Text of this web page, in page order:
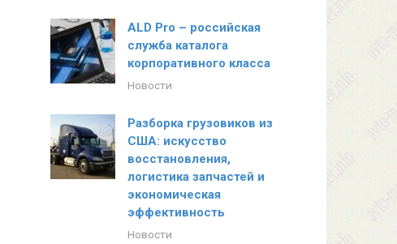
ALD Pro – российская
служба каталога
корпоративного класса
Новости
Разборка грузовиков из
США: искусство
восстановления,
логистика запчастей и
экономическая
эффективность
Новости